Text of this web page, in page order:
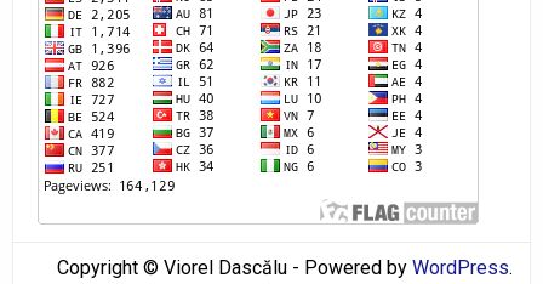
Copyright © Viorel Dascălu - Powered by WordPress.